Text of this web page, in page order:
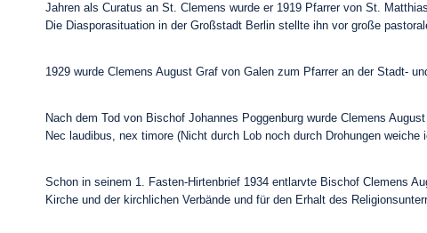
Jahren als Curatus an St. Clemens wurde er 1919 Pfarrer von St.
Die Diasporasituation in der Großstadt Berlin stellte ihn vor große
1929 wurde Clemens August Graf von Galen zum Pfarrer an der Stadt-
Nach dem Tod von Bischof Johannes Poggenburg wurde Clemens
Nec laudibus, nex timore (Nicht durch Lob noch durch Drohungen weiche
Schon in seinem 1. Fasten-Hirtenbrief 1934 entlarvte Bischof Clemens
Kirche und der kirchlichen Verbände und für den Erhalt des